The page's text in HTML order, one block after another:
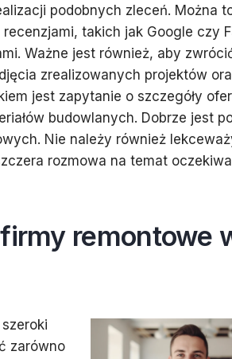
podobnych zleceń. Można
takich jak Google czy
Ważne jest również, aby
zrealizowanych projektów
jest zapytanie o szczegóły
budowlanych. Dobrze jest
Nie należy również
rozmowa na temat
remontowe
zarówno